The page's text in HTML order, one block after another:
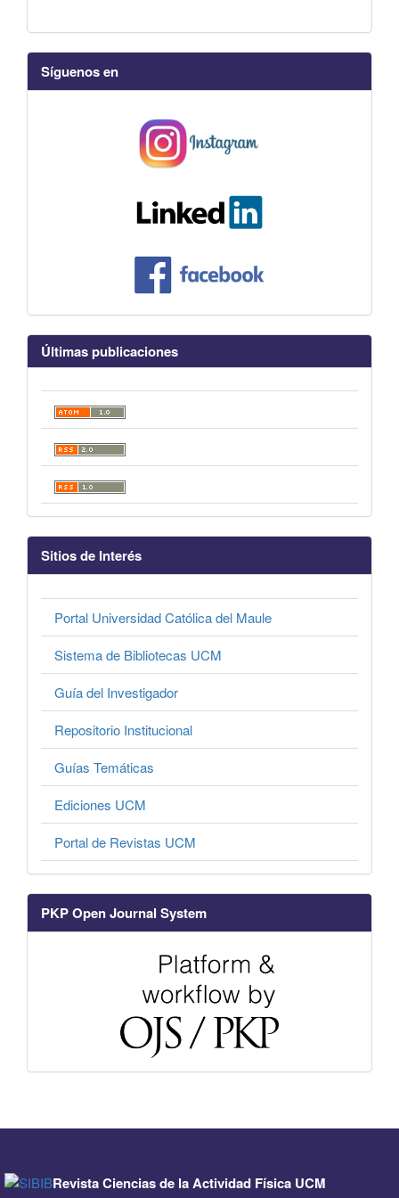
Síguenos en
Últimas publicaciones
Sitios de Interés
Portal Universidad Católica del Maule
Sistema de Bibliotecas UCM
Guía del Investigador
Repositorio Institucional
Guías Temáticas
Ediciones UCM
Portal de Revistas UCM
PKP Open Journal System
Revista Ciencias de la Actividad Física UCM